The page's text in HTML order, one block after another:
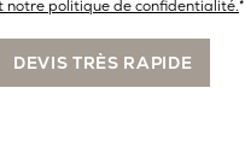
notre politique de confidentialité.*